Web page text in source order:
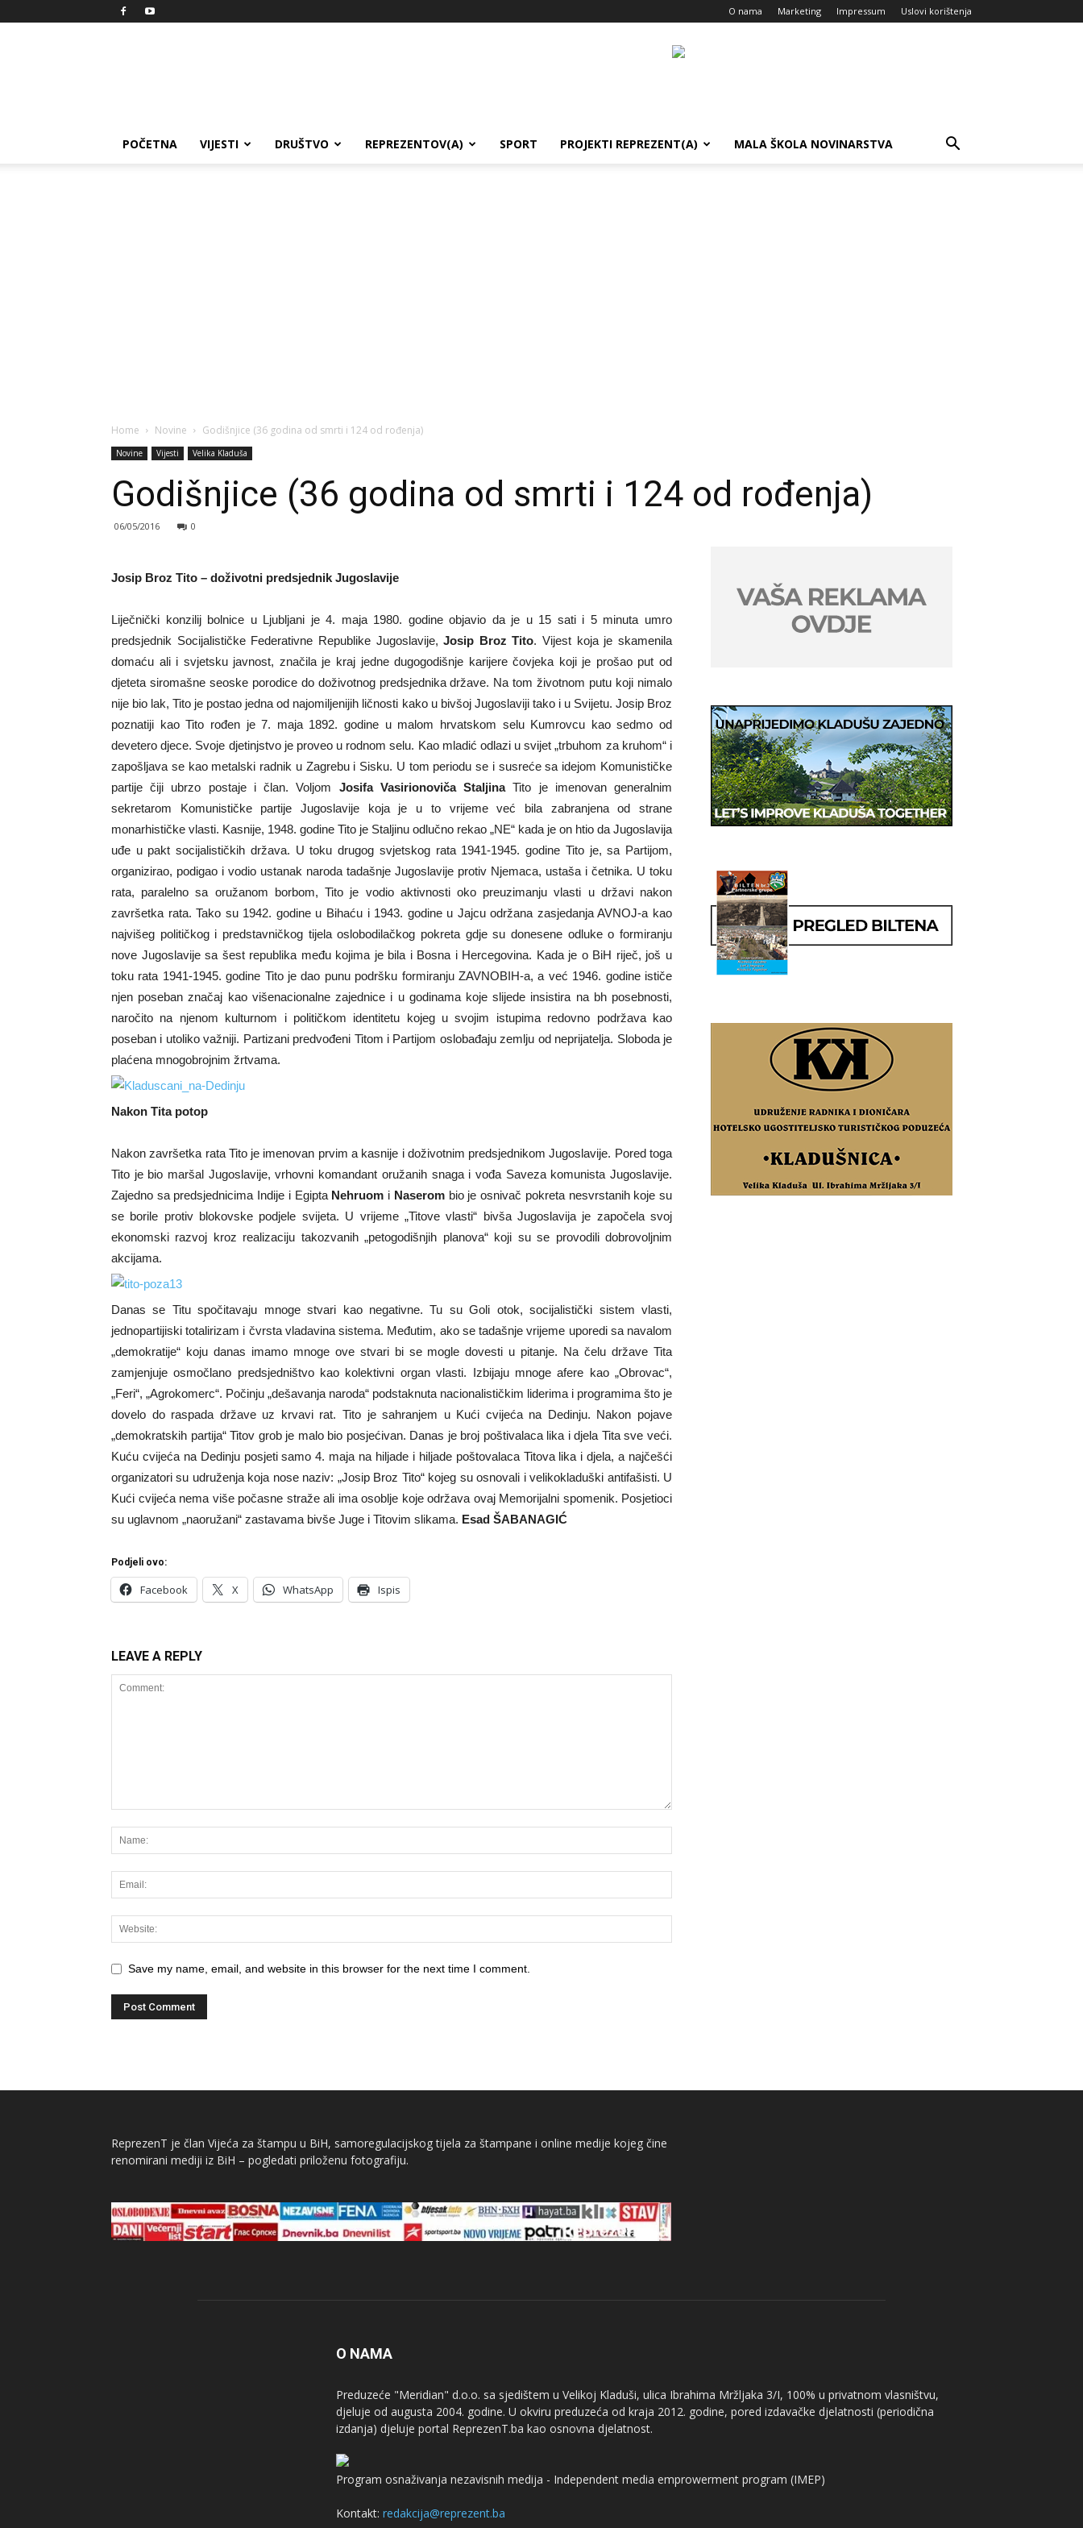
O nama Marketing Impressum Uslovi korištenja
POČETNA VIJESTI DRUŠTVO REPREZENTOV(A) SPORT PROJEKTI REPREZENT(A) MALA ŠKOLA NOVINARSTVA
Home Novine Godišnjice (36 godina od smrti i 124 od rođenja)
Novine Vijesti Velika Kladuša
Godišnjice (36 godina od smrti i 124 od rođenja)
06/05/2016 0
Josip Broz Tito – doživotni predsjednik Jugoslavije
Liječnički konzilij bolnice u Ljubljani je 4. maja 1980. godine objavio da je u 15 sati i 5 minuta umro
predsjednik Socijalističke Federativne Republike Jugoslavije,Josip Broz Tito. Vijest koja je skamenila
domaću ali i svjetsku javnost, značila je kraj jedne dugogodišnje karijere čovjeka koji je prošao put od
djeteta siromašne seoske porodice do doživotnog predsjednika države. Na tom životnom putu koji nimalo
nije bio lak, Tito je postao jedna od najomiljenijih ličnosti kako u bivšoj Jugoslaviji tako i u Svijetu. Josip Broz
poznatiji kao Tito rođen je 7. maja 1892. godine u malom hrvatskom selu Kumrovcu kao sedmo od
devetero djece. Svoje djetinjstvo je proveo u rodnom selu. Kao mladić odlazi u svijet „trbuhom za kruhom“ i
zapošljava se kao metalski radnik u Zagrebu i Sisku. U tom periodu se i susreće sa idejom Komunističke
partije čiji ubrzo postaje i član. Voljom Josifa Vasirionoviča StaljinaTito je imenovan generalnim
sekretarom Komunističke partije Jugoslavije koja je u to vrijeme već bila zabranjena od strane
monarhističke vlasti. Kasnije, 1948. godine Tito je Staljinu odlučno rekao „NE“ kada je on htio da Jugoslavija
uđe u pakt socijalističkih država. U toku drugog svjetskog rata 1941-1945. godine Tito je, sa Partijom,
organizirao, podigao i vodio ustanak naroda tadašnje Jugoslavije protiv Njemaca, ustaša i četnika. U toku
rata, paralelno sa oružanom borbom, Tito je vodio aktivnosti oko preuzimanju vlasti u državi nakon
završetka rata. Tako su 1942. godine u Bihaću i 1943. godine u Jajcu održana zasjedanja AVNOJ-a kao
najvišeg političkog i predstavničkog tijela oslobodilačkog pokreta gdje su donesene odluke o formiranju
nove Jugoslavije sa šest republika među kojima je bila i Bosna i Hercegovina. Kada je o BiH riječ, još u
toku rata 1941-1945. godine Tito je dao punu podršku formiranju ZAVNOBIH-a, a već 1946. godine ističe
njen poseban značaj kao višenacionalne zajednice i u godinama koje slijede insistira na bh posebnosti,
naročito na njenom kulturnom i političkom identitetu kojeg u svojim istupima redovno podržava kao
poseban i utoliko važniji. Partizani predvođeni Titom i Partijom oslobađaju zemlju od neprijatelja. Sloboda je
plaćena mnogobrojnim žrtvama.
Nakon Tita potop
Nakon završetka rata Tito je imenovan prvim a kasnije i doživotnim predsjednikom Jugoslavije. Pored toga
Tito je bio maršal Jugoslavije, vrhovni komandant oružanih snaga i vođa Saveza komunista Jugoslavije.
Zajedno sa predsjednicima Indije i Egipta Nehruom i Naserombio je osnivač pokreta nesvrstanih koje su
se borile protiv blokovske podjele svijeta. U vrijeme „Titove vlasti“ bivša Jugoslavija je započela svoj
ekonomski razvoj kroz realizaciju takozvanih „petogodišnjih planova“ koji su se provodili dobrovoljnim
akcijama.
Danas se Titu spočitavaju mnoge stvari kao negativne. Tu su Goli otok, socijalistički sistem vlasti,
jednopartijiski totalirizam i čvrsta vladavina sistema. Međutim, ako se tadašnje vrijeme uporedi sa navalom
„demokratije“ koju danas imamo mnoge ove stvari bi se mogle dovesti u pitanje. Na čelu države Tita
zamjenjuje osmočlano predsjedništvo kao kolektivni organ vlasti. Izbijaju mnoge afere kao „Obrovac“,
„Feri“, „Agrokomerc“. Počinju „dešavanja naroda“ podstaknuta nacionalističkim liderima i programima što je
dovelo do raspada države uz krvavi rat. Tito je sahranjem u Kući cvijeća na Dedinju. Nakon pojave
„demokratskih partija“ Titov grob je malo bio posjećivan. Danas je broj poštivalaca lika i djela Tita sve veći.
Kuću cvijeća na Dedinju posjeti samo 4. maja na hiljade i hiljade poštovalaca Titova lika i djela, a najčešći
organizatori su udruženja koja nose naziv: „Josip Broz Tito“ kojeg su osnovali i velikokladuški antifašisti. U
Kući cvijeća nema više počasne straže ali ima osoblje koje održava ovaj Memorijalni spomenik. Posjetioci
su uglavnom „naoružani“ zastavama bivše Juge i Titovim slikama. Esad ŠABANAGIĆ
Podjeli ovo:
Facebook X WhatsApp Ispis
LEAVE A REPLY
Save my name, email, and website in this browser for the next time I comment.
ReprezenT je član Vijeća za štampu u BiH, samoregulacijskog tijela za štampane i online medije kojeg čine
renomirani mediji iz BiH – pogledati priloženu fotografiju.
O NAMA
Preduzeće "Meridian" d.o.o. sa sjedištem u Velikoj Kladuši, ulica Ibrahima Mržljaka 3/I, 100% u privatnom vlasništvu,
djeluje od augusta 2004. godine. U okviru preduzeća od kraja 2012. godine, pored izdavačke djelatnosti (periodična
izdanja) djeluje portal ReprezenT.ba kao osnovna djelatnost.
Program osnaživanja nezavisnih medija - Independent media emprowerment program (IMEP)
Kontakt: redakcija@reprezent.ba